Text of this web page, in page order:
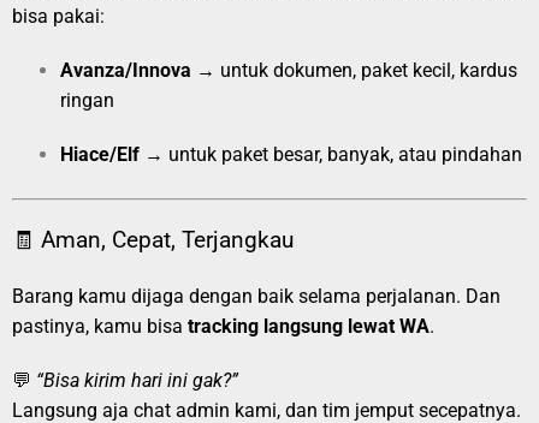
bisa pakai:
Avanza/Innova → untuk dokumen, paket kecil, kardus
ringan
Hiace/Elf → untuk paket besar, banyak, atau pindahan
🧾 Aman, Cepat, Terjangkau
Barang kamu dijaga dengan baik selama perjalanan. Dan
pastinya, kamu bisa tracking langsung lewat WA.
💬 “Bisa kirim hari ini gak?”
Langsung aja chat admin kami, dan tim jemput secepatnya.